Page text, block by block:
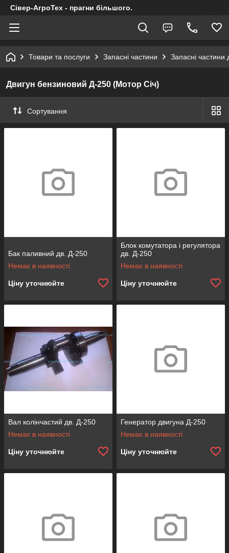
Сівер-АгроТех - прагни більшого.
Товари та послуги Запасні частини Запасні частини
Двигун бензиновий Д-250 (Мотор Січ)
Сортування
Бак паливний дв. Д-250
Немає в наявності
Ціну уточнюйте
Блок комутатора і регулятора
дв. Д-250
Немає в наявності
Ціну уточнюйте
Вал колінчастий дв. Д-250
Немає в наявності
Ціну уточнюйте
Генератор двигуна Д-250
Немає в наявності
Ціну уточнюйте